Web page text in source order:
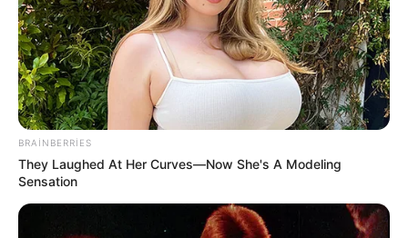
23:27 / 06 Avqust 2026
Stressin bədəninizdə yaratdığı
BRAINBERRIES
They Laughed At Her Curves—Now She's A Modeling
Sensation